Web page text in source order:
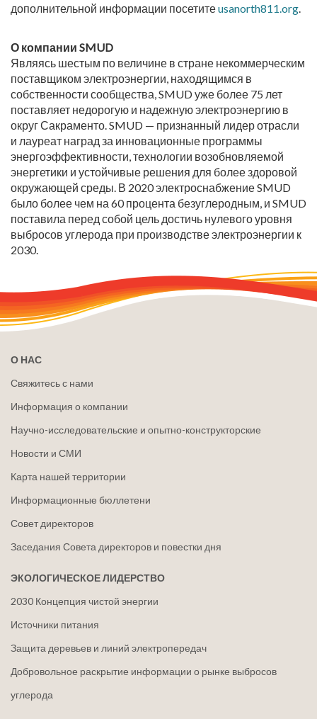
дополнительной информации посетитеusanorth811.org.
О компании SMUD
Являясь шестым по величине в стране некоммерческим
поставщиком электроэнергии, находящимся в
собственности сообщества, SMUD уже более 75 лет
поставляет недорогую и надежную электроэнергию в
округ Сакраменто. SMUD — признанный лидер отрасли
и лауреат наград за инновационные программы
энергоэффективности, технологии возобновляемой
энергетики и устойчивые решения для более здоровой
окружающей среды. В 2020 электроснабжение SMUD
было более чем на 60 процента безуглеродным, и SMUD
поставила перед собой цель достичь нулевого уровня
выбросов углерода при производстве электроэнергии к
2030.
О НАС
Свяжитесь с нами
Информация о компании
Научно-исследовательские и опытно-конструкторские
Новости и СМИ
Карта нашей территории
Информационные бюллетени
Совет директоров
Заседания Совета директоров и повестки дня
ЭКОЛОГИЧЕСКОЕ ЛИДЕРСТВО
2030 Концепция чистой энергии
Источники питания
Защита деревьев и линий электропередач
Добровольное раскрытие информации о рынке выбросов
углерода